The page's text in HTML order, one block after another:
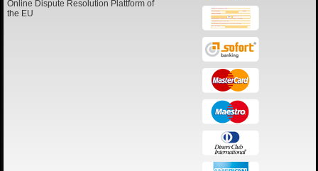
Online Dispute Resolution Plattform of
the EU